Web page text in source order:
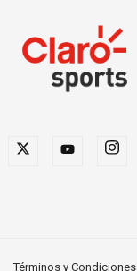
Términos y Condiciones